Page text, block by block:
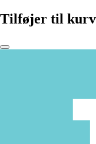
Tilføjer til